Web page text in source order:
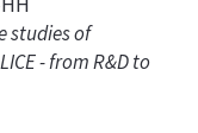
studies of
- from R&D to